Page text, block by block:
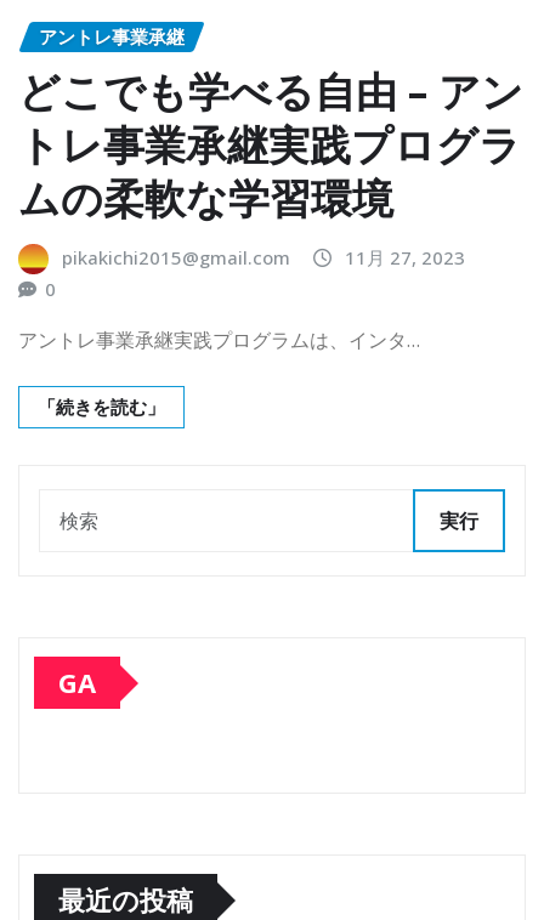
アントレ事業承継
どこでも学べる自由 – アン
トレ事業承継実践プログラ
ムの柔軟な学習環境
pikakichi2015@gmail.com
11月 27, 2023
0
アントレ事業承継実践プログラムは、インタ…
「続きを読む」
実行
GA
最近の投稿